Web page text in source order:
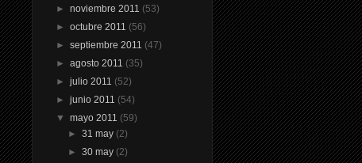
►noviembre 2011 (53)
►octubre 2011 (56)
►septiembre 2011 (47)
►agosto 2011 (35)
►julio 2011 (52)
►junio 2011 (54)
▼mayo 2011 (59)
► 31 may (2)
► 30 may (2)